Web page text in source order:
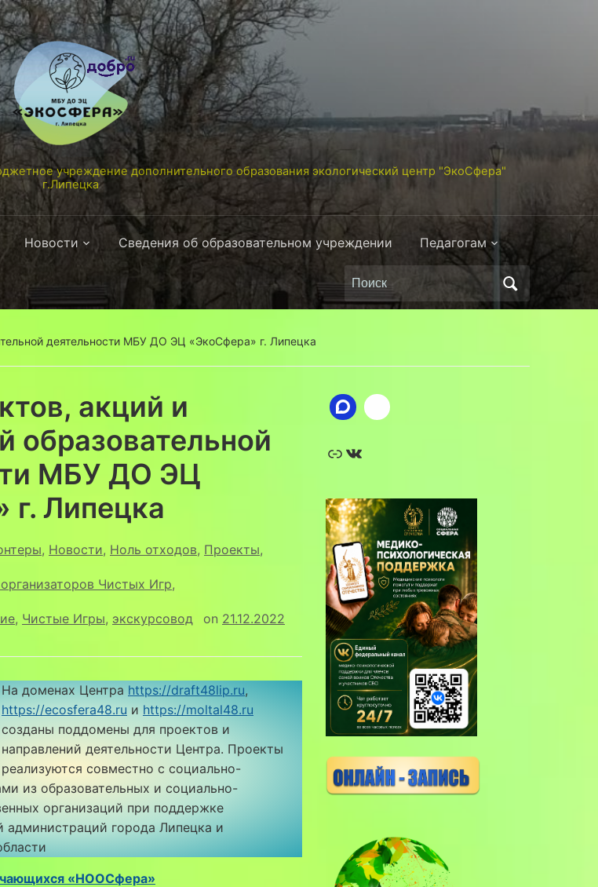
учреждение дополнительного образования экологический центр "ЭкоСфера"
г.Липецка
Новости Сведения об образовательном учреждении Педагогам
Поиск
по:
деятельности МБУ ДО ЭЦ «ЭкоСфера» г. Липецка
акций и
образовательной
МБУ ДО ЭЦ
г. Липецка
, Новости, Ноль отходов, Проекты,
Чистых Игр,
, Чистые Игры, экскурсовод on 21.12.2022
На доменах Центра https://draft48lip.ru,
https://ecosfera48.ru и https://moltal48.ru
созданы поддомены для проектов и
направлений деятельности Центра. Проекты
реализуются совместно с социально-
из образовательных и социально-
организаций при поддержке
администраций города Липецка и
«НООСфера»
Ссылка